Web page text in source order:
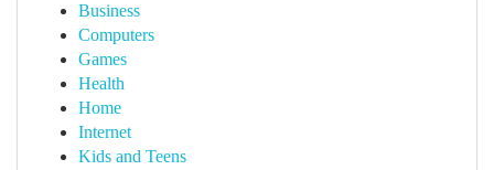
Business
Computers
Games
Health
Home
Internet
Kids and Teens